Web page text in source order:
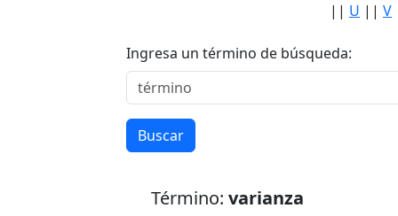
|| U || V
Ingresa un término de búsqueda:
Buscar
Término: varianza